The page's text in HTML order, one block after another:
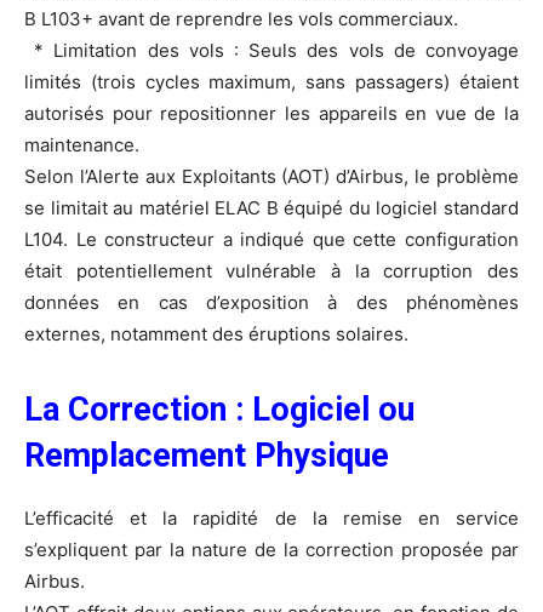
B L103+ avant de reprendre les vols commerciaux.
* Limitation des vols : Seuls des vols de convoyage
limités (trois cycles maximum, sans passagers) étaient
autorisés pour repositionner les appareils en vue de la
maintenance.
Selon l’Alerte aux Exploitants (AOT) d’Airbus, le problème
se limitait au matériel ELAC B équipé du logiciel standard
L104. Le constructeur a indiqué que cette configuration
était potentiellement vulnérable à la corruption des
données en cas d’exposition à des phénomènes
externes, notamment des éruptions solaires.
La Correction : Logiciel ou
Remplacement Physique
L’efficacité et la rapidité de la remise en service
s’expliquent par la nature de la correction proposée par
Airbus.